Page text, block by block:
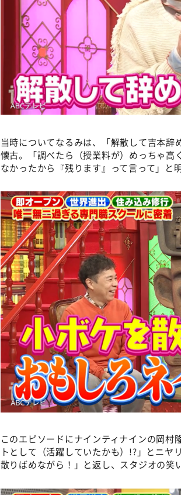
当時についてなるみは、「解散して吉本
懐古。「調べたら（授業料が）めっちゃ高
なかったから『残ります』って言って」と
このエピソードにナインティナインの岡
トとして（活躍していたかも）!?」とニヤ
散りばめながら！」と返し、スタジオの笑